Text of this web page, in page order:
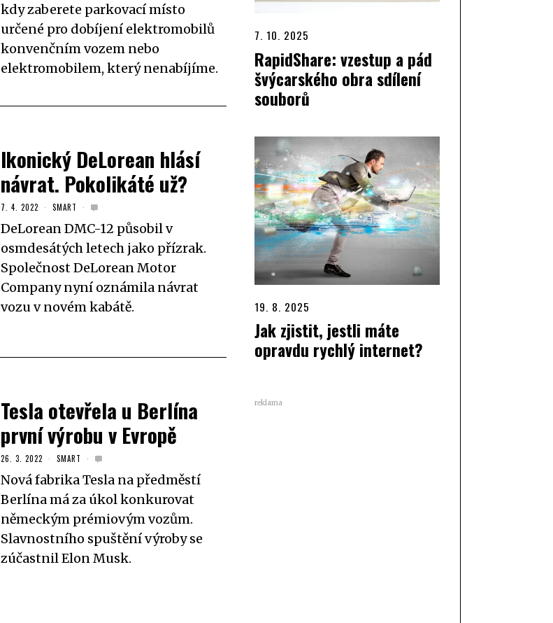
kdy zaberete parkovací místo
určené pro dobíjení elektromobilů
konvenčním vozem nebo
elektromobilem, který nenabíjíme.
Ikonický DeLorean hlásí
návrat. Pokolikáté už?
7. 4. 2022 SMART
DeLorean DMC-12 působil v
osmdesátých letech jako přízrak.
Společnost DeLorean Motor
Company nyní oznámila návrat
vozu v novém kabátě.
Tesla otevřela u Berlína
první výrobu v Evropě
26. 3. 2022 SMART
Nová fabrika Tesla na předměstí
Berlína má za úkol konkurovat
německým prémiovým vozům.
Slavnostního spuštění výroby se
zúčastnil Elon Musk.
7. 10. 2025
RapidShare: vzestup a pád
švýcarského obra sdílení
souborů
19. 8. 2025
Jak zjistit, jestli máte
opravdu rychlý internet?
reklama